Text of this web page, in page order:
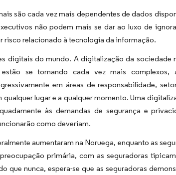
são cada vez mais dependentes de dados
não podem mais se dar ao luxo de
risco relacionado à tecnologia da informação.
digitais do mundo. A digitalização da sociedade
se tornando cada vez mais complexos,
em áreas de responsabilidade,
lugar e a qualquer momento. Uma
às demandas de segurança e
como deveriam.
aumentaram na Noruega, enquanto as
primária, com as seguradoras
que nunca, espera-se que as seguradoras